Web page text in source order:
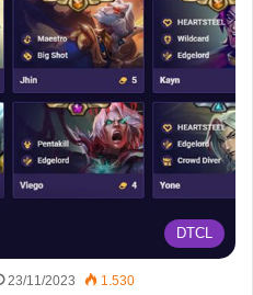
DTCL
23/11/2023 1.530